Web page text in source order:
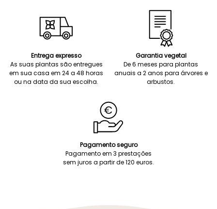
Entrega expresso
As suas plantas são entregues
em sua casa em 24 a 48 horas
ou na data da sua escolha.
Garantia vegetal
De 6 meses para plantas
anuais a 2 anos para árvores e
arbustos.
Pagamento seguro
Pagamento em 3 prestações
sem juros a partir de 120 euros.